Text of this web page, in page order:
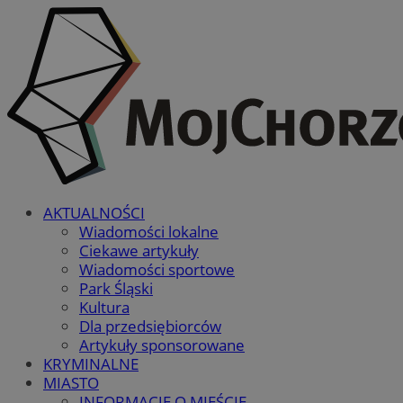
AKTUALNOŚCI
Wiadomości lokalne
Ciekawe artykuły
Wiadomości sportowe
Park Śląski
Kultura
Dla przedsiębiorców
Artykuły sponsorowane
KRYMINALNE
MIASTO